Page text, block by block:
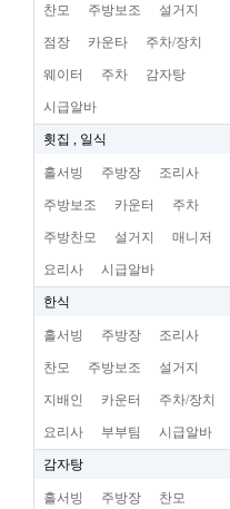
찬모 주방보조 설거지
점장 카운타 주차/장치
웨이터 주차 감자탕
시급알바
횟집 , 일식
홀서빙 주방장 조리사
주방보조 카운터 주차
주방찬모 설거지 매니저
요리사 시급알바
한식
홀서빙 주방장 조리사
찬모 주방보조 설거지
지배인 카운터 주차/장치
요리사 부부팀 시급알바
감자탕
홀서빙 주방장 찬모